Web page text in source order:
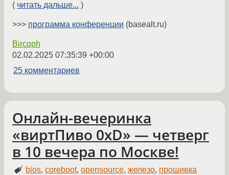
( читать дальше... )
>>> программа конференции (basealt.ru)
Bircoph
02.02.2025 07:35:39 +00:00
25 комментариев
Онлайн-вечеринка
«виртПиво 0xD» — четверг
в 10 вечера по Москве!
bios,coreboot,opensource,железо, прошивка